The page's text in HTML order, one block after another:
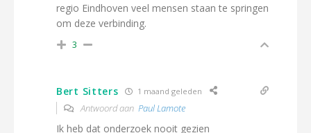
regio Eindhoven veel mensen staan te springen
om deze verbinding.
3
Bert Sitters 1 maand geleden
Antwoord aan Paul Lamote
Ik heb dat onderzoek nooit gezien